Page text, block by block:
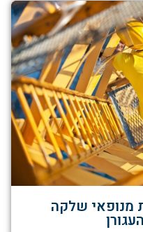
מנופאי שלקה